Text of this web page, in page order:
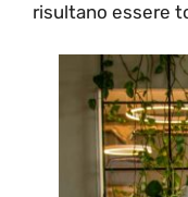
risultano essere